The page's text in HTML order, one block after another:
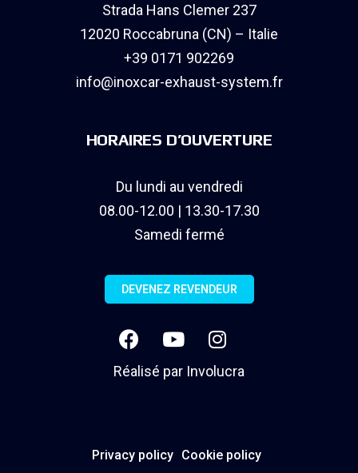
Strada Hans Clemer 237
12020 Roccabruna (CN) – Italie
+39 0171 902269
info@inoxcar-exhaust-system.fr
HORAIRES D’OUVERTURE
Du lundi au vendredi
08.00-12.00 | 13.30-17.30
Samedi fermé
DEVENEZ REVENDEUR
Réalisé par Involucra
Privacy policy Cookie policy